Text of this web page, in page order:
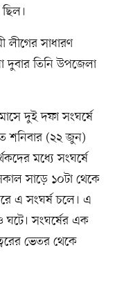
সাধারণ
দুবার তিনি উপজেলা
দুই দফা সংঘর্ষে
শনিবার (২২ জুন)
মধ্যে সংঘর্ষে
সাড়ে ১০টা থেকে
এ সংঘর্ষ চলে। এ
সংঘর্ষের এক
ভেতর থেকে